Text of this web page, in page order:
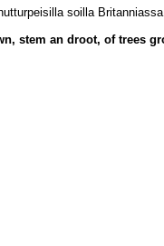
soilla
stem an droot, of trees